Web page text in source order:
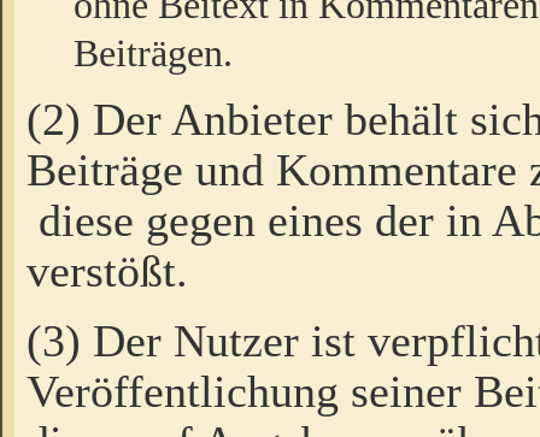
Beiträgen.
(2) Der Anbieter behält
Beiträge und Kommentare
diese gegen eines der in
verstößt.
(3) Der Nutzer ist
Veröffentlichung seiner